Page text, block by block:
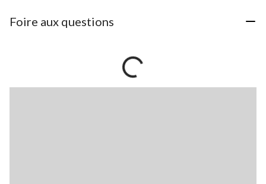
Foire aux questions